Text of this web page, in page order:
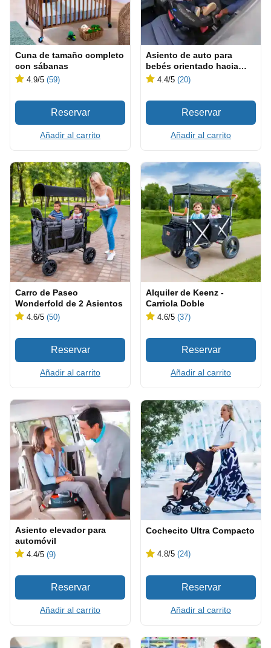
Cuna de tamaño completo
con sábanas
4.9/5 (59)
Añadir al carrito
Asiento de auto para
bebés orientado hacia
atrás
4.4/5 (20)
Añadir al carrito
Carro de Paseo
Wonderfold de 2 Asientos
4.6/5 (50)
Añadir al carrito
Alquiler de Keenz -
Carriola Doble
4.6/5 (37)
Añadir al carrito
Asiento elevador para
automóvil
4.4/5 (9)
Añadir al carrito
Cochecito Ultra Compacto
4.8/5 (24)
Añadir al carrito